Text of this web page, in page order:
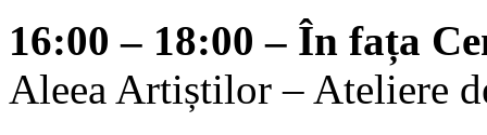
16:00 – 18:00 – În fața
Aleea Artiștilor – Ateliere